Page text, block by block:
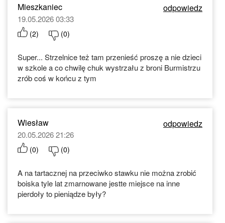
Mieszkaniec odpowiedz
19.05.2026 03:33
(2) (0)
Super... Strzelnice też tam przenieść proszę a nie dzieci
w szkole a co chwilę chuk wystrzału z broni Burmistrzu
zrób coś w końcu z tym
Wiesław odpowiedz
20.05.2026 21:26
(0) (0)
A na tartacznej na przeciwko stawku nie można zrobić
boiska tyle lat zmarnowane jestte miejsce na inne
pierdoły to pieniądze były?